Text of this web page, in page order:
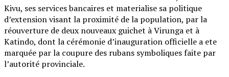
Kivu, ses services bancaires et materialise sa politique
d’extension visant la proximité de la population, par la
réouverture de deux nouveaux guichet à Virunga et à
Katindo, dont la cérémonie d’inauguration officielle a ete
marquée par la coupure des rubans symboliques faite par
l’autorité provinciale.